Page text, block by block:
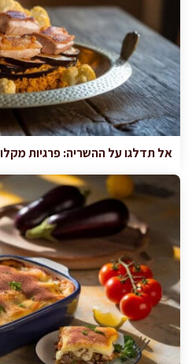
אל תדלגו על ההשריה: פרגיות